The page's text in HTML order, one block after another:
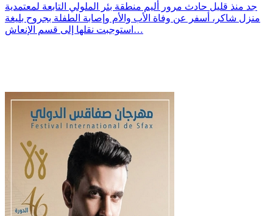
جد منذ قليل حادث مرور أليم منطقة بئر الملولي التابعة لمعتمدية
منزل شاكر، أسفر عن وفاة الأب والأم وإصابة الطفلة بجروح بليغة
استوجبت نقلها إلى قسم الإنعاش…